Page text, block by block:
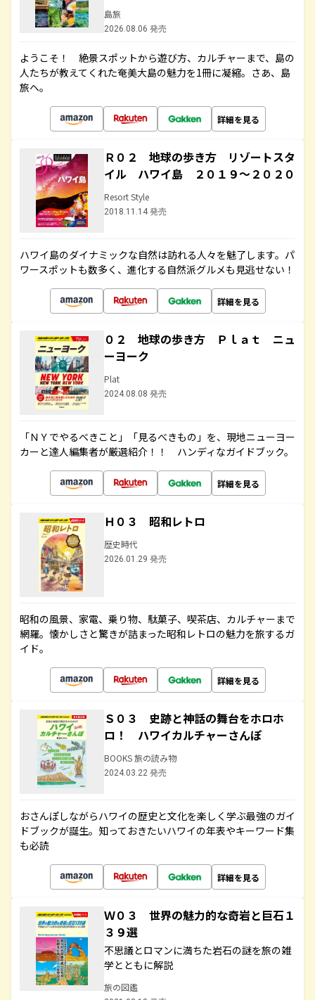
島旅
2026.08.06 発売
ようこそ！ 絶景スポットから遊び方、カルチャーまで、島の
人たちが教えてくれた奄美大島の魅力を1冊に凝縮。さあ、島
旅へ。
詳細を見る
Ｒ０２ 地球の歩き方 リゾートスタ
イル ハワイ島 ２０１９～２０２０
Resort Style
2018.11.14 発売
ハワイ島のダイナミックな自然は訪れる人々を魅了します。パ
ワースポットも数多く、進化する自然派グルメも見逃せない！
詳細を見る
０２ 地球の歩き方 Ｐｌａｔ ニュ
ーヨーク
Plat
2024.08.08 発売
「ＮＹでやるべきこと」「見るべきもの」を、現地ニューヨー
カーと達人編集者が厳選紹介！！ ハンディなガイドブック。
詳細を見る
Ｈ０３ 昭和レトロ
歴史時代
2026.01.29 発売
昭和の風景、家電、乗り物、駄菓子、喫茶店、カルチャーまで
網羅。懐かしさと驚きが詰まった昭和レトロの魅力を旅するガ
イド。
詳細を見る
Ｓ０３ 史跡と神話の舞台をホロホ
ロ！ ハワイカルチャーさんぽ
BOOKS 旅の読み物
2024.03.22 発売
おさんぽしながらハワイの歴史と文化を楽しく学ぶ最強のガイ
ドブックが誕生。知っておきたいハワイの年表やキーワード集
も必読
詳細を見る
Ｗ０３ 世界の魅力的な奇岩と巨石１
３９選
不思議とロマンに満ちた岩石の謎を旅の雑
学とともに解説
旅の図鑑